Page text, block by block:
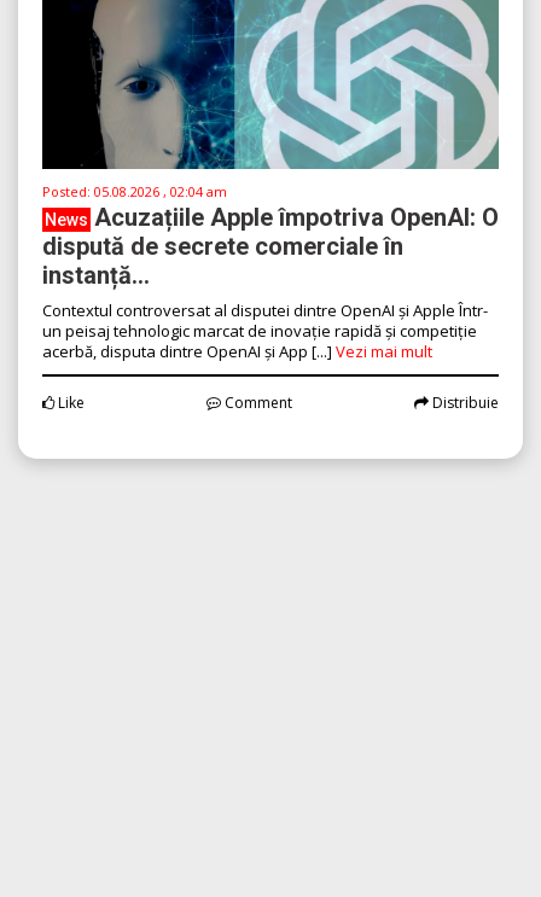
Posted: 05.08.2026 , 02:04 am
News Acuzațiile Apple împotriva OpenAI: O
dispută de secrete comerciale în
instanță...
Contextul controversat al disputei dintre OpenAI și Apple Într-
un peisaj tehnologic marcat de inovație rapidă și competiție
acerbă, disputa dintre OpenAI și App [...] Vezi mai mult
Like Comment Distribuie